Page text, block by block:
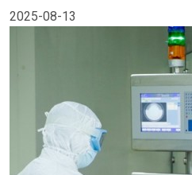
2025-08-13